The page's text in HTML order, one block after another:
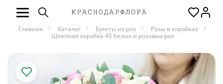
Главная Каталог Букеты из роз
Розы в коробках
Шляпная коробка 45 белых и розовых роз